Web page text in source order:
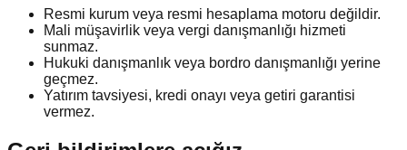
Resmi kurum veya resmi hesaplama motoru değildir.
Mali müşavirlik veya vergi danışmanlığı hizmeti
sunmaz.
Hukuki danışmanlık veya bordro danışmanlığı yerine
geçmez.
Yatırım tavsiyesi, kredi onayı veya getiri garantisi
vermez.